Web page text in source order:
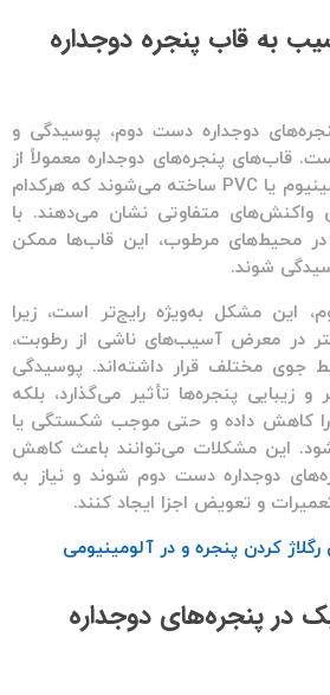
به قاب پنجره دوجداره
دوجداره دست دوم، پوسیدگی و
قاب‌هایپنجره‌های دوجدارهمعمولاً از
موادی چون چوب، آلومینیوم یا PVC ساخته می‌شوند که هرکدام
واکنش‌های متفاوتی نشان می‌دهند. با
محیط‌های مرطوب، این قاب‌ها ممکن
شوند.
، این مشکل به‌ویژه رایج‌تر است، زیرا
در معرض آسیب‌های ناشی از رطوبت،
جوی مختلف قرار داشته‌اند. پوسیدگی
زیبایی پنجره‌ها تأثیر می‌گذارد، بلکه
را کاهش داده و حتی موجب شکستگی یا
این مشکلات می‌توانند باعث کاهش
دوجداره دست دوم شوند و نیاز به
و تعویض اجزا ایجاد کنند.
کردن پنجره و در آلومینیومی
در پنجره‌های دوجداره